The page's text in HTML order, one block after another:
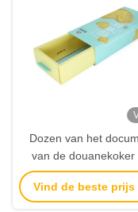
Dozen van het
van de douanekoker
maat gemaakte
verpakkende
Vind de beste prijs